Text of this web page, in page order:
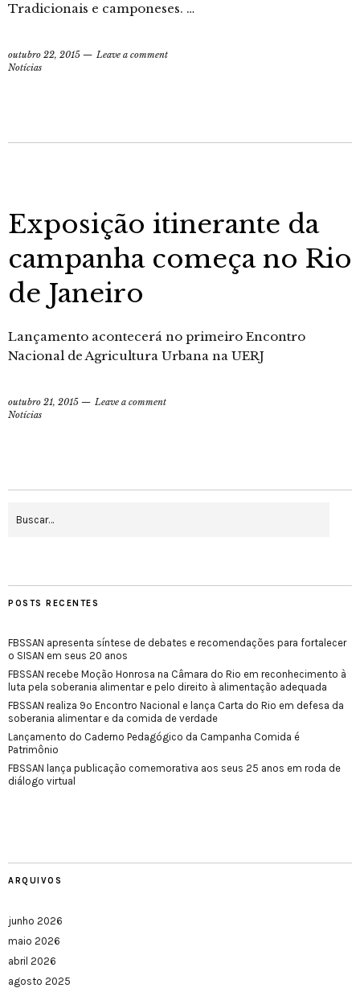
Tradicionais e camponeses. …
outubro 22, 2015
Leave a comment
Notícias
Exposição itinerante da
campanha começa no Rio
de Janeiro
Lançamento acontecerá no primeiro Encontro
Nacional de Agricultura Urbana na UERJ
outubro 21, 2015
Leave a comment
Notícias
POSTS RECENTES
FBSSAN apresenta síntese de debates e recomendações para fortalecer
o SISAN em seus 20 anos
FBSSAN recebe Moção Honrosa na Câmara do Rio em reconhecimento à
luta pela soberania alimentar e pelo direito à alimentação adequada
FBSSAN realiza 9º Encontro Nacional e lança Carta do Rio em defesa da
soberania alimentar e da comida de verdade
Lançamento do Caderno Pedagógico da Campanha Comida é
Patrimônio
FBSSAN lança publicação comemorativa aos seus 25 anos em roda de
diálogo virtual
ARQUIVOS
junho 2026
maio 2026
abril 2026
agosto 2025